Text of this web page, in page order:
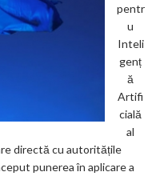
pentr
u
Inteli
genț
ă
Artifi
cială
al
directă cu autoritățile
punerea în aplicare a